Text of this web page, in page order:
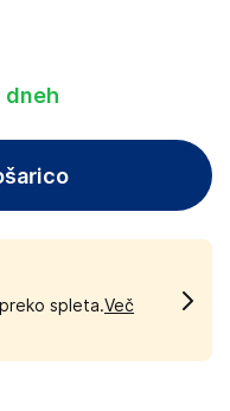
dneh
spleta.Več